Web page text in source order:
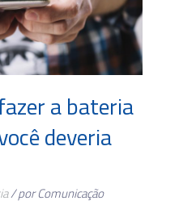
a bateria
deveria
/ por Comunicação